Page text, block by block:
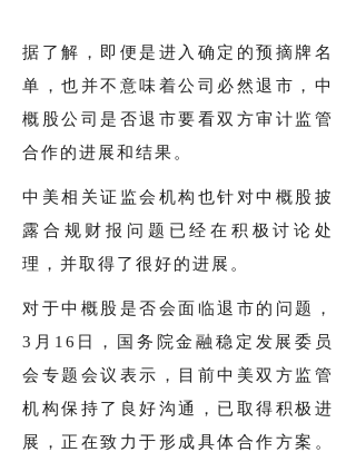
据了解，即便是进入确定的预摘牌名
单，也并不意味着公司必然退市，中
概股公司是否退市要看双方审计监管
合作的进展和结果。
中美相关证监会机构也针对中概股披
露合规财报问题已经在积极讨论处
理，并取得了很好的进展。
对于中概股是否会面临退市的问题，
3月16日，国务院金融稳定发展委员
会专题会议表示，目前中美双方监管
机构保持了良好沟通，已取得积极进
展，正在致力于形成具体合作方案。